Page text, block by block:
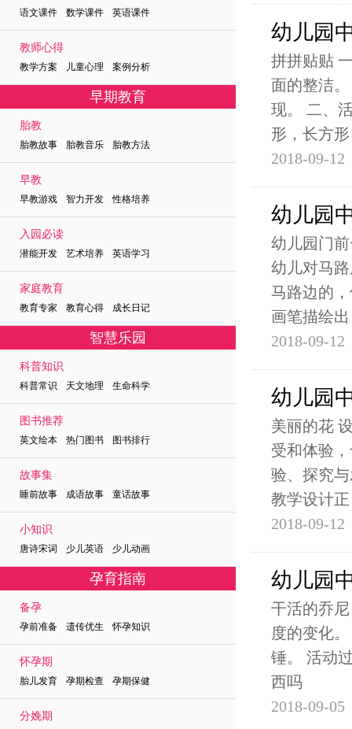
语文课件 数学课件 英语课件
教师心得
教学方案 儿童心理 案例分析
早期教育
胎教
胎教故事 胎教音乐 胎教方法
早教
早教游戏 智力开发 性格培养
入园必读
潜能开发 艺术培养 英语学习
家庭教育
教育专家 教育心得 成长日记
智慧乐园
科普知识
科普常识 天文地理 生命科学
图书推荐
英文绘本 热门图书 图书排行
故事集
睡前故事 成语故事 童话故事
小知识
唐诗宋词 少儿英语 少儿动画
孕育指南
备孕
孕前准备 遗传优生 怀孕知识
怀孕期
胎儿发育 孕期检查 孕期保健
分娩期
幼儿园
拼拼贴贴
面的整洁
现。 二、
形，长方
2018-09-12
幼儿园
幼儿园门
幼儿对马
马路边的
画笔描绘出
2018-09-12
幼儿园
美丽的花
受和体验
验、探究
教学设计正
2018-09-12
幼儿园
干活的乔
度的变化
锤。 活动
西吗
2018-09-05